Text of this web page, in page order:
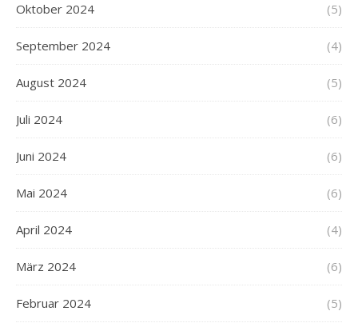
Oktober 2024 (5)
September 2024 (4)
August 2024 (5)
Juli 2024 (6)
Juni 2024 (6)
Mai 2024 (6)
April 2024 (4)
März 2024 (6)
Februar 2024 (5)